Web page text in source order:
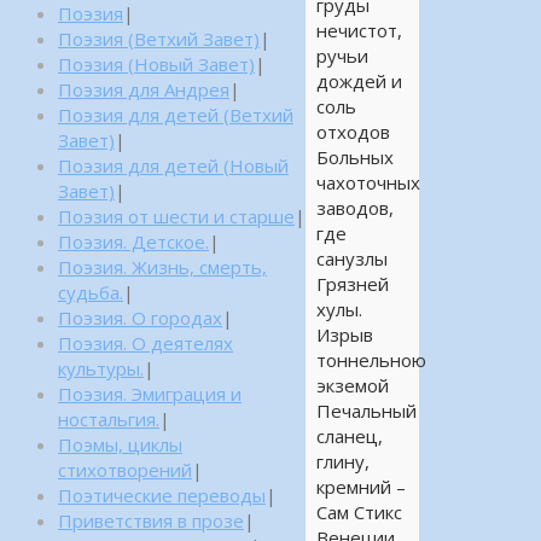
груды
нечистот,
ручьи
дождей и
соль
отходов
Больных
чахоточных
заводов,
где
санузлы
Грязней
хулы.
Изрыв
тоннельною
экземой
Печальный
сланец,
глину,
кремний –
Сам Стикс
Поэзия |
Поэзия (Ветхий Завет) |
Поэзия (Новый Завет) |
Поэзия для Андрея |
Поэзия для детей (Ветхий
Завет) |
Поэзия для детей (Новый
Завет) |
Поэзия от шести и старше |
Поэзия. Детское. |
Поэзия. Жизнь, смерть,
судьба. |
Поэзия. О городах |
Поэзия. О деятелях
культуры. |
Поэзия. Эмиграция и
ностальгия. |
Поэмы, циклы
стихотворений |
Поэтические переводы |
Приветствия в прозе |